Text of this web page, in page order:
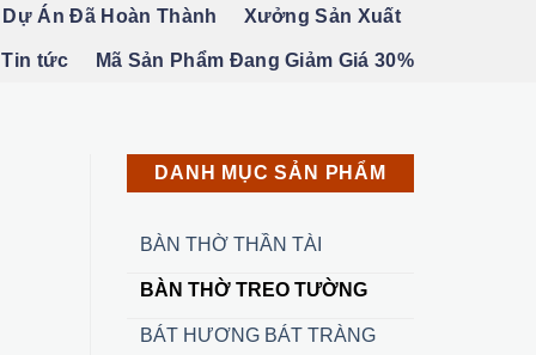
Dự Án Đã Hoàn Thành Xưởng Sản Xuất
Tin tức Mã Sản Phẩm Đang Giảm Giá 30%
DANH MỤC SẢN PHẨM
BÀN THỜ THẦN TÀI
BÀN THỜ TREO TƯỜNG
BÁT HƯƠNG BÁT TRÀNG